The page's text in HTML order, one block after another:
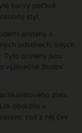
barvy pečlivě
styl.
prsteny s
odstínech, bílých
Tyto prsteny jsou
výjimečné životní
zlata
obdržíte v
což z něj činí